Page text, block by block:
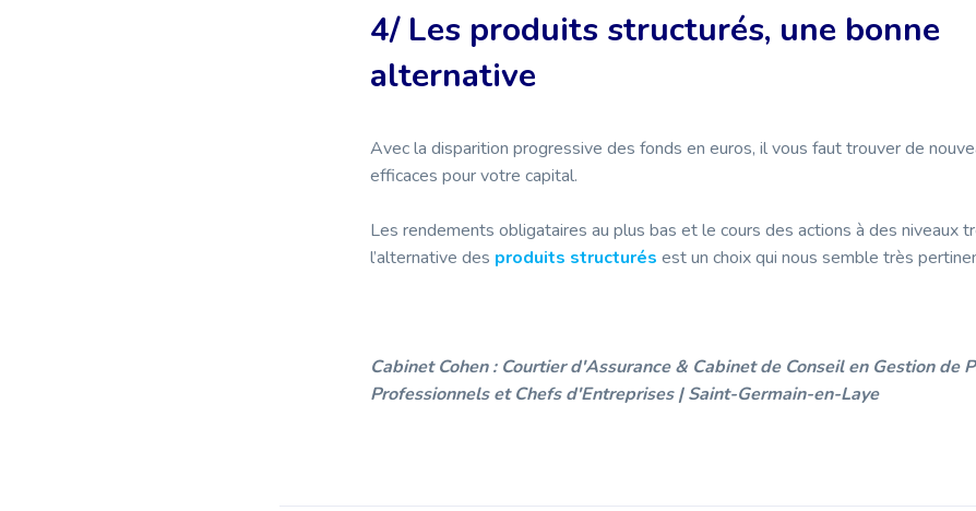
4/ Les produits structurés, une bonne
alternative
Avec la disparition progressive des fonds en euros, il vous faut trouver de
efficaces pour votre capital.
Les rendements obligataires au plus bas et le cours des actions à des niveaux
l’alternative des produits structurés est un choix qui nous semble très
Cabinet Cohen : Courtier d'Assurance & Cabinet de Conseil en Gestion de
Professionnels et Chefs d'Entreprises | Saint-Germain-en-Laye